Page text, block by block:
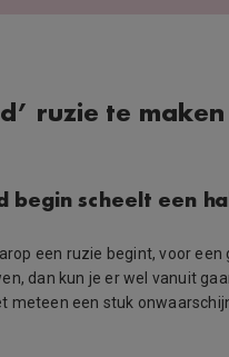
ruzie te maken
begin scheelt een
een ruzie begint, voor
dan kun je er wel vanuit
meteen een stuk